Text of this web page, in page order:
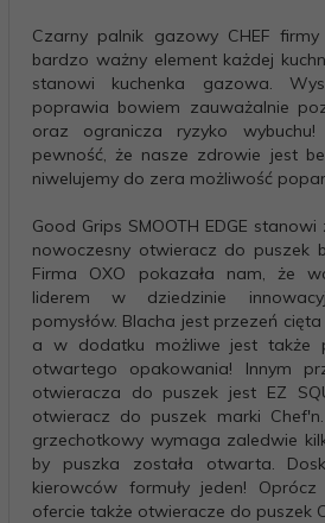
Czarny palnik gazowy CHEF
bardzo ważny element każdej
stanowi kuchenka gazowa.
poprawia bowiem zauważalnie
oraz ogranicza ryzyko
pewność, że nasze zdrowie jest
niwelujemy do zera możliwość
Good Grips SMOOTH EDGE
nowoczesny otwieracz do puszek
Firma OXO pokazała nam, że
liderem w dziedzinie
pomysłów. Blacha jest przezeń
a w dodatku możliwe jest także
otwartego opakowania! Innym
otwieracza do puszek jest EZ
otwieracz do puszek marki
grzechotkowy wymaga zaledwie
by puszka została otwarta.
kierowców formuły jeden!
ofercie także otwieracze do puszek